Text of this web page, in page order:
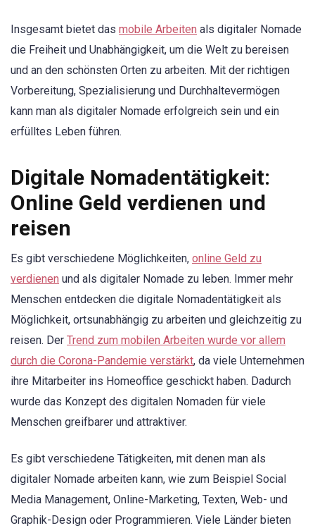
Insgesamt bietet das mobile Arbeiten als digitaler Nomade
die Freiheit und Unabhängigkeit, um die Welt zu bereisen
und an den schönsten Orten zu arbeiten. Mit der richtigen
Vorbereitung, Spezialisierung und Durchhaltevermögen
kann man als digitaler Nomade erfolgreich sein und ein
erfülltes Leben führen.
Digitale Nomadentätigkeit:
Online Geld verdienen und
reisen
Es gibt verschiedene Möglichkeiten, online Geld zu
verdienen und als digitaler Nomade zu leben. Immer mehr
Menschen entdecken die digitale Nomadentätigkeit als
Möglichkeit, ortsunabhängig zu arbeiten und gleichzeitig zu
reisen. Der Trend zum mobilen Arbeiten wurde vor allem
durch die Corona-Pandemie verstärkt, da viele Unternehmen
ihre Mitarbeiter ins Homeoffice geschickt haben. Dadurch
wurde das Konzept des digitalen Nomaden für viele
Menschen greifbarer und attraktiver.
Es gibt verschiedene Tätigkeiten, mit denen man als
digitaler Nomade arbeiten kann, wie zum Beispiel Social
Media Management, Online-Marketing, Texten, Web- und
Graphik-Design oder Programmieren. Viele Länder bieten